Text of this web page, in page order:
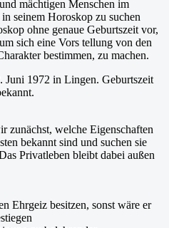
mächtigen Menschen im
seinem Horoskop zu suchen
ohne genaue Geburtszeit vor,
sich eine Vors tellung von den
bestimmen, zu machen.
Juni 1972 in Lingen. Geburtszeit
zunächst, welche Eigenschaften
bekannt sind und suchen sie
Privatleben bleibt dabei außen
Ehrgeiz besitzen, sonst wäre er